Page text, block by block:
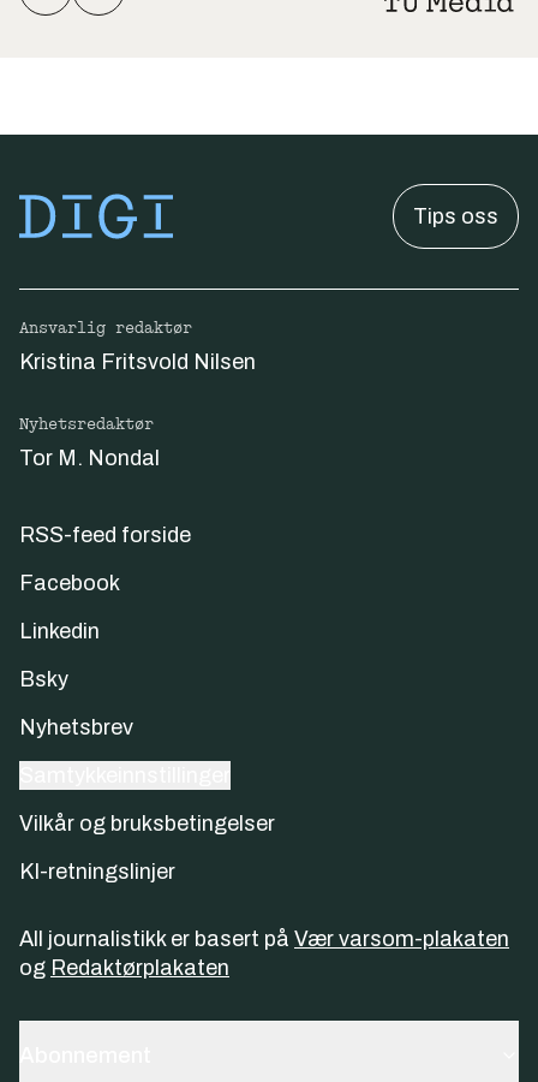
Tips oss
Ansvarlig redaktør
Kristina Fritsvold Nilsen
Nyhetsredaktør
Tor M. Nondal
RSS-feed forside
Facebook
Linkedin
Bsky
Nyhetsbrev
Vilkår og bruksbetingelser
KI-retningslinjer
All journalistikk er basert på Vær varsom-plakaten
og Redaktørplakaten